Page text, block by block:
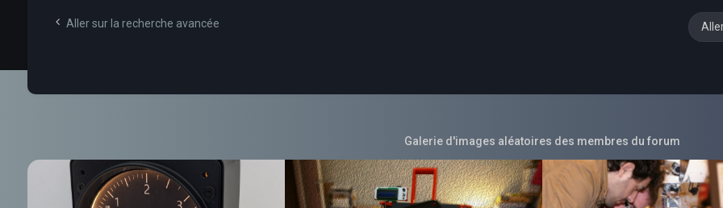
Aller sur la recherche avancée
Galerie d'images aléatoires des membres du forum